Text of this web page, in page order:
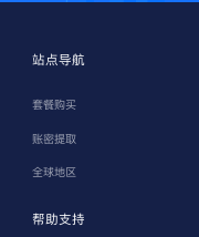
站点导航
套餐购买
账密提取
全球地区
帮助支持